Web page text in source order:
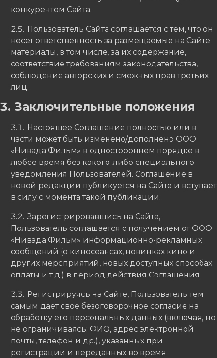
конкурентом Сайта.
Пользователь Сайта соглашается с тем, что он
несет ответственность за размещаемые на Сайте
материалы, в том числе, за их содержание,
соответствие требованиям законодательства,
соблюдение авторских и смежных прав третьих
лиц.
Заключительные положения
Настоящее Соглашение полностью или в
части может быть изменено/дополнено ООО
«Нивада Фильм» в одностороннем порядке в
любое время без какого-либо специального
уведомления Пользователей. Соглашение в
новой редакции публикуется на Сайте и вступает
в силу с момента такой публикации.
Зарегистрировавшись на Сайте,
Пользователь соглашается с получением от ООО
«Нивада Фильм» информационно-рекламных
сообщений (о киносеансах, новинках кино и
других мероприятий, новых доступных способах
оплаты и т.д.) в период действия Соглашения.
Регистрируясь на Сайте, Пользователь тем
самым дает свое безоговорочное согласие на
обработку его персональных данных (включая, но
не ограничиваясь: ФИО, адрес электронной
почты, телефон и др.), указанных при
регистрации и переданных во время